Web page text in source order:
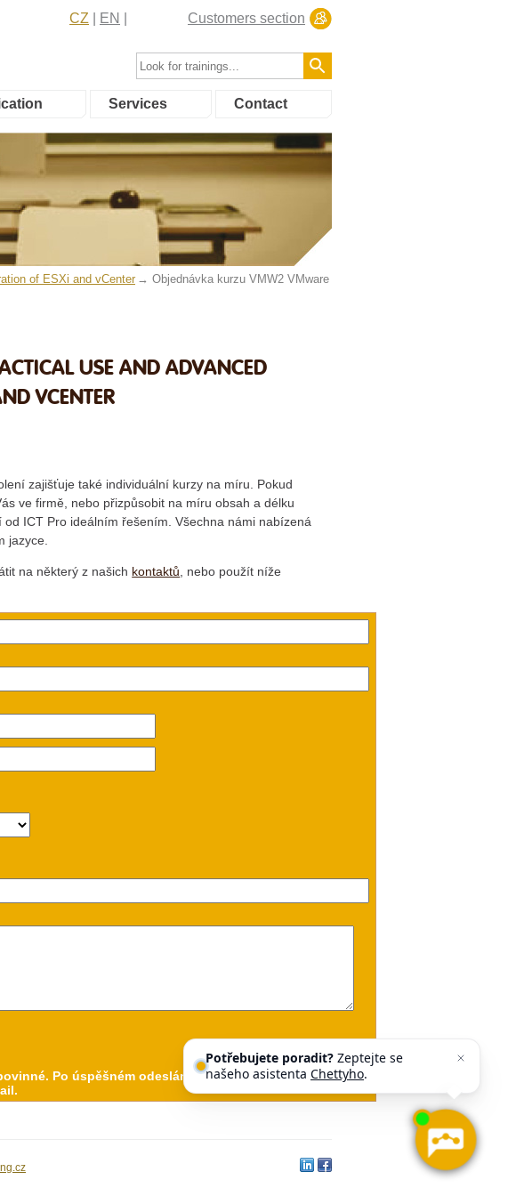
CZ EN Customers section
Services Contact
of ESXi and vCenter
Objednávka kurzu VMW2 VMware
USE AND ADVANCED
VCENTER
zajišťuje také individuální kurzy na míru. Pokud
ve firmě, nebo přizpůsobit na míru obsah a délku
ICT Pro ideálním řešením. Všechna námi nabízená
jazyce.
na některý z našich kontaktů , nebo použít níže
Po úspěšném odeslání formuláře, obdržíte
Potřebujete poradit? Zeptejte se
našeho asistenta Chettyho.